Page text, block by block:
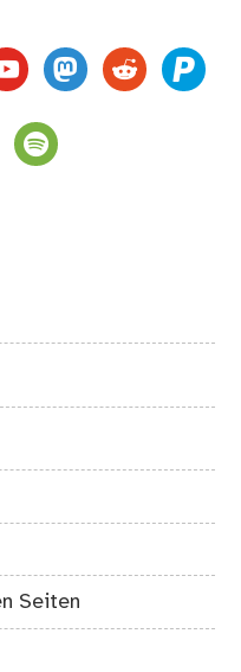
mastodon
reddit paypal
spotify
Seiten